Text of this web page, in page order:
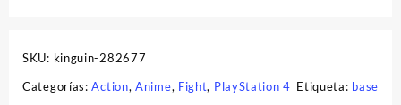
SKU: kinguin-282677
Categorías:Action,Anime, Fight, PlayStation 4 Etiqueta: base